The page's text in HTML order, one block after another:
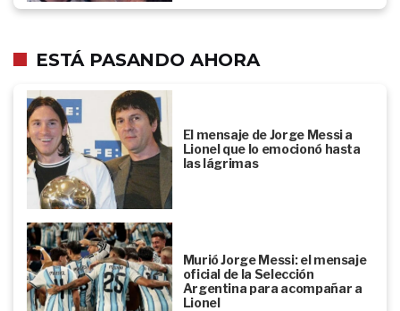
ESTÁ PASANDO AHORA
El mensaje de Jorge Messi a
Lionel que lo emocionó hasta
las lágrimas
Murió Jorge Messi: el mensaje
oficial de la Selección
Argentina para acompañar a
Lionel